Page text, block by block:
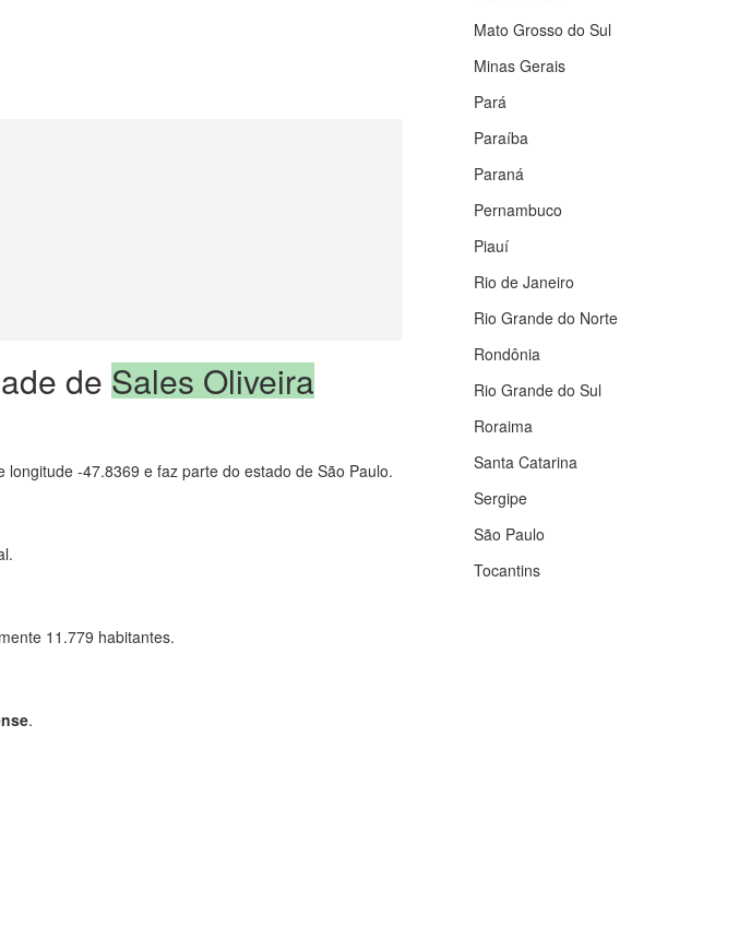
de Sales Oliveira
-47.8369 e faz parte do estado de São Paulo.
11.779 habitantes.
.
Mato Grosso do Sul
Minas Gerais
Pará
Paraíba
Paraná
Pernambuco
Piauí
Rio de Janeiro
Rio Grande do Norte
Rondônia
Rio Grande do Sul
Roraima
Santa Catarina
Sergipe
São Paulo
Tocantins